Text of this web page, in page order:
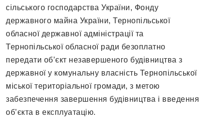
сільського господарства України, Фонду
державного майна України, Тернопільської
обласної державної адміністрації та
Тернопільської обласної ради безоплатно
передати об’єкт незавершеного будівництва з
державної у комунальну власність Тернопільської
міської територіальної громади, з метою
забезпечення завершення будівництва і введення
об’єкта в експлуатацію.